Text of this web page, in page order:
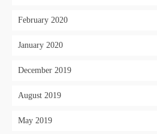
February 2020
January 2020
December 2019
August 2019
May 2019